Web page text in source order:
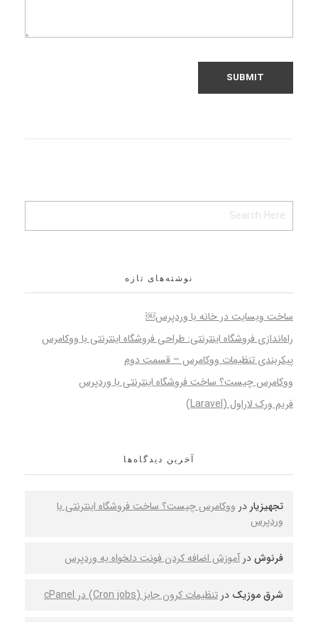
نوشته‌های تازه
ساخت وبسایت در خانه با وردپرس￼
راه‌اندازی فروشگاه اینترنتی: طراحی فروشگاه اینترنتی با ووکامرس
پیکربندی تنظیمات ووکامرس – قسمت دوم
ووکامرس چیست؟ ساخت فروشگاه اینترنتی با وردپرس
فریم ورک لاراول (Laravel)
آخرین دیدگاه‌ها
تجهیزیار در ووکامرس چیست؟ ساخت فروشگاه اینترنتی با
وردپرس
فرنوشدرآموزش اضافه کردن فونت دلخواه به وردپرس
شرق موزیک در تنظیمات کرون جابز (Cron jobs) در cPanel